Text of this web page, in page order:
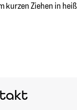
kurzen Ziehen in